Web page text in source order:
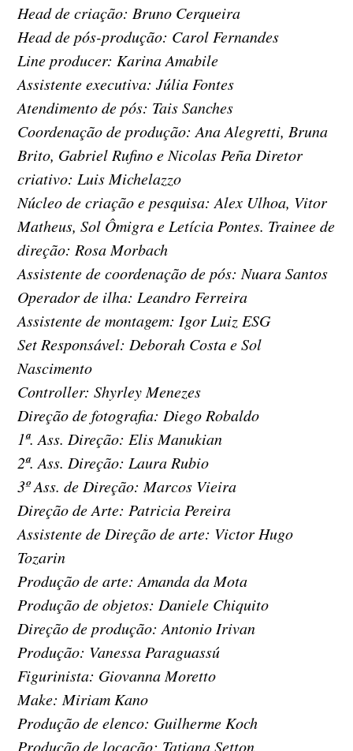
Head de criação: Bruno Cerqueira
Head de pós-produção: Carol Fernandes
Line producer: Karina Amabile
Assistente executiva: Júlia Fontes
Atendimento de pós: Tais Sanches
Coordenação de produção: Ana Alegretti, Bruna
Brito, Gabriel Rufino e Nicolas Peña Diretor
criativo: Luis Michelazzo
Núcleo de criação e pesquisa: Alex Ulhoa, Vitor
Matheus, Sol Ômigra e Letícia Pontes. Trainee de
direção: Rosa Morbach
Assistente de coordenação de pós: Nuara Santos
Operador de ilha: Leandro Ferreira
Assistente de montagem: Igor Luiz ESG
Set Responsável: Deborah Costa e Sol
Nascimento
Controller: Shyrley Menezes
Direção de fotografia: Diego Robaldo
1ª. Ass. Direção: Elis Manukian
2ª. Ass. Direção: Laura Rubio
3º Ass. de Direção: Marcos Vieira
Direção de Arte: Patricia Pereira
Assistente de Direção de arte: Victor Hugo
Tozarin
Produção de arte: Amanda da Mota
Produção de objetos: Daniele Chiquito
Direção de produção: Antonio Irivan
Produção: Vanessa Paraguassú
Figurinista: Giovanna Moretto
Make: Miriam Kano
Produção de elenco: Guilherme Koch
Produção de locação: Tatiana Setton